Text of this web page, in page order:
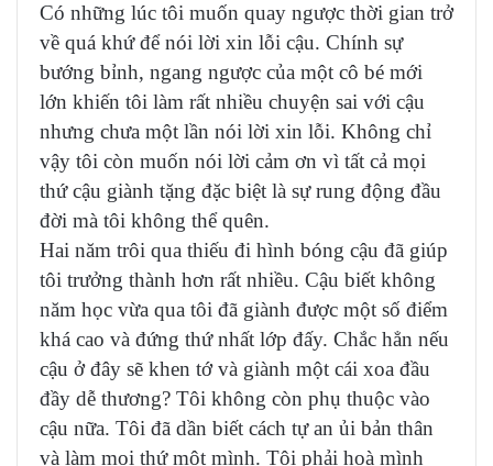
Có những lúc tôi muốn quay ngược thời gian trở
về quá khứ để nói lời xin lỗi cậu. Chính sự
bướng bỉnh, ngang ngược của một cô bé mới
lớn khiến tôi làm rất nhiều chuyện sai với cậu
nhưng chưa một lần nói lời xin lỗi. Không chỉ
vậy tôi còn muốn nói lời cảm ơn vì tất cả mọi
thứ cậu giành tặng đặc biệt là sự rung động đầu
đời mà tôi không thể quên.
Hai năm trôi qua thiếu đi hình bóng cậu đã giúp
tôi trưởng thành hơn rất nhiều. Cậu biết không
năm học vừa qua tôi đã giành được một số điểm
khá cao và đứng thứ nhất lớp đấy. Chắc hẳn nếu
cậu ở đây sẽ khen tớ và giành một cái xoa đầu
đầy dễ thương? Tôi không còn phụ thuộc vào
cậu nữa. Tôi đã dần biết cách tự an ủi bản thân
và làm mọi thứ một mình. Tôi phải hoà mình